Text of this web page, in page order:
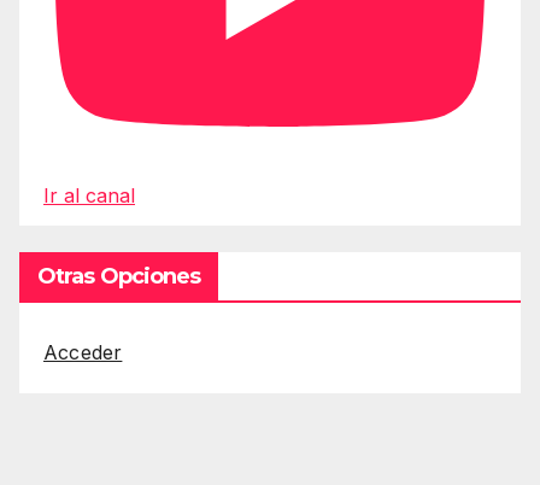
Ir al canal
Otras Opciones
Acceder